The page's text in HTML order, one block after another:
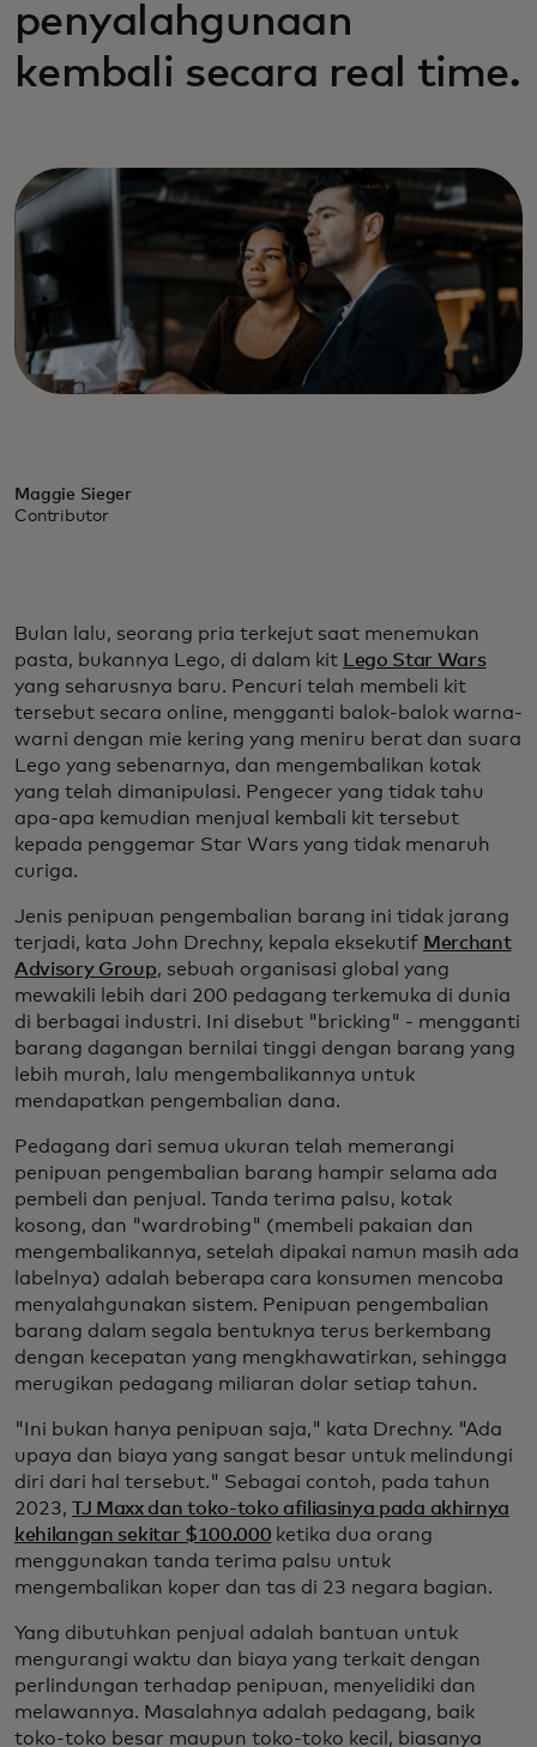
penyalahgunaan
kembali secara real time.
Maggie Sieger
Contributor
Bulan lalu, seorang pria terkejut saat menemukan
pasta, bukannya Lego, di dalam kit
Lego Star Wars
yang seharusnya baru. Pencuri telah membeli kit
tersebut secara online, mengganti balok-balok warna-
warni dengan mie kering yang meniru berat dan suara
Lego yang sebenarnya, dan mengembalikan kotak
yang telah dimanipulasi. Pengecer yang tidak tahu
apa-apa kemudian menjual kembali kit tersebut
kepada penggemar Star Wars yang tidak menaruh
curiga.
Jenis penipuan pengembalian barang ini tidak jarang
terjadi, kata John Drechny, kepala eksekutif Merchant
Advisory Group, sebuah organisasi global yang
mewakili lebih dari 200 pedagang terkemuka di dunia
di berbagai industri. Ini disebut "bricking" - mengganti
barang dagangan bernilai tinggi dengan barang yang
lebih murah, lalu mengembalikannya untuk
mendapatkan pengembalian dana.
Pedagang dari semua ukuran telah memerangi
penipuan pengembalian barang hampir selama ada
pembeli dan penjual. Tanda terima palsu, kotak
kosong, dan "wardrobing" (membeli pakaian dan
mengembalikannya, setelah dipakai namun masih ada
labelnya) adalah beberapa cara konsumen mencoba
menyalahgunakan sistem. Penipuan pengembalian
barang dalam segala bentuknya terus berkembang
dengan kecepatan yang mengkhawatirkan, sehingga
merugikan pedagang miliaran dolar setiap tahun.
"Ini bukan hanya penipuan saja," kata Drechny. "Ada
upaya dan biaya yang sangat besar untuk melindungi
diri dari hal tersebut." Sebagai contoh, pada tahun
2023, TJ Maxx dan toko-toko afiliasinya pada akhirnya
kehilangan sekitar $100.000 ketika dua orang
menggunakan tanda terima palsu untuk
mengembalikan koper dan tas di 23 negara bagian.
Yang dibutuhkan penjual adalah bantuan untuk
mengurangi waktu dan biaya yang terkait dengan
perlindungan terhadap penipuan, menyelidiki dan
melawannya. Masalahnya adalah pedagang, baik
toko-toko besar maupun toko-toko kecil, biasanya